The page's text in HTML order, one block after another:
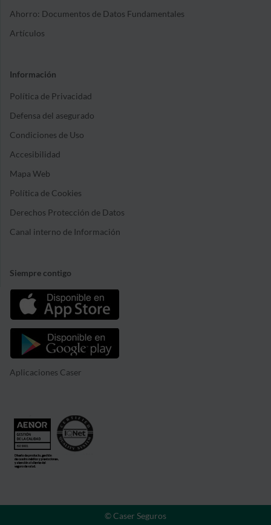
Ahorro: Documentos de Datos Fundamentales
Artículos
Información
Política de Privacidad
Defensa del asegurado
Condiciones de Uso
Accesibilidad
Mapa Web
Política de Cookies
Derechos Protección de Datos
Canal interno de Información
Siempre contigo
Aplicaciones Caser
© Caser Seguros